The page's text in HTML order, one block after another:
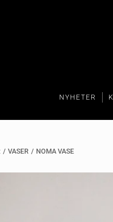
NYHETER
/ VASER / NOMA VASE